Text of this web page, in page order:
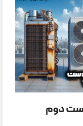
دوم